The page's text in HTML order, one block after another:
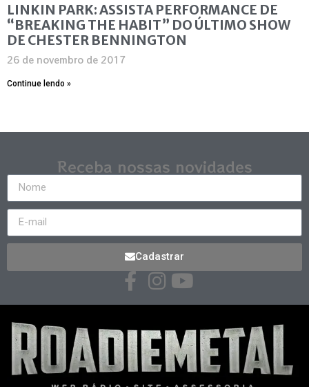
LINKIN PARK: ASSISTA PERFORMANCE DE
“BREAKING THE HABIT” DO ÚLTIMO SHOW
DE CHESTER BENNINGTON
26 de novembro de 2017
Continue lendo »
Receba nossas novidades
Cadastrar